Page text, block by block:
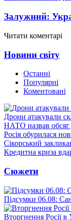
Залужний:
Читати коментарі
Новини світу
Останні
Популярні
Коментовані
Дрони атакували
НАТО назвав обсяг
Росія обурилася
Сікорський
Кредитна криза
Сюжети
Підсумки 06.08:
Вторгнення Росії